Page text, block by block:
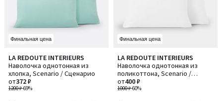
Финальная цена
LA REDOUTE INTERIEURS
Наволочка однотонная из
хлопка, Scenario / Сценарио
1200 ₽-69%
от372 ₽
4,2
/ 5
Количество
цветов:
8
Финальная цена
LA REDOUTE INTERIEURS
Наволочка однотонная из
поликоттона, Scenario /
Сценарио
1000 ₽-60%
от400 ₽
4,2
/ 5
Количество
цветов:
6